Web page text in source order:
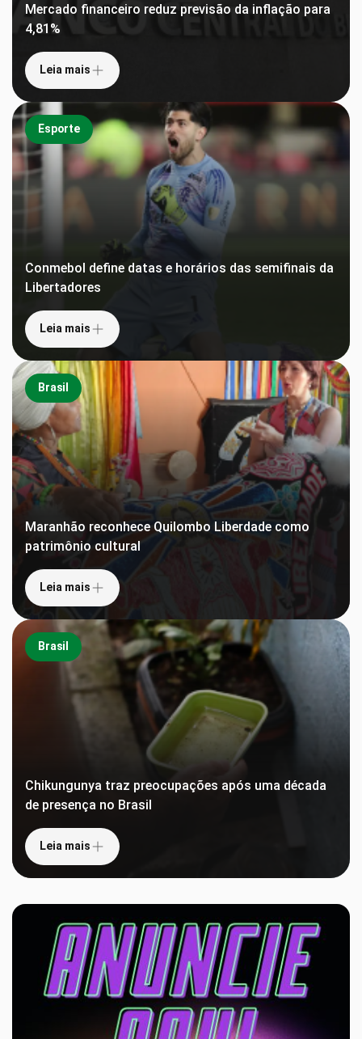
Mercado financeiro reduz previsão da inflação para
4,81%
Leia mais
Esporte
Conmebol define datas e horários das semifinais da
Libertadores
Leia mais
Brasil
Maranhão reconhece Quilombo Liberdade como
patrimônio cultural
Leia mais
Brasil
Chikungunya traz preocupações após uma década
de presença no Brasil
Leia mais